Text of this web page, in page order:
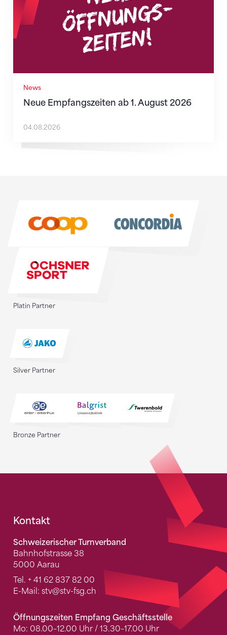
News
Neue Empfangszeiten ab 1. August 2026
04.08.2026
Platin Partner
Silver Partner
Bronze Partner
Fusszeile
Kontakt
Schweizerischer Turnverband
Bahnhofstrasse 38
5000 Aarau
Tel. + 41 62 837 82 00
E-Mail: stv@stv-fsg.ch
Öffnungszeiten Empfang Geschäftsstelle
Mo: 08.00–12.00 Uhr / 13.30–17.00 Uhr